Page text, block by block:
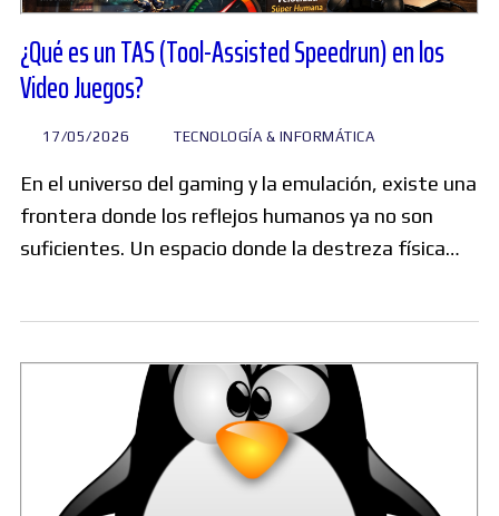
¿Qué es un TAS (Tool-Assisted Speedrun) en los
Video Juegos?
17/05/2026 TECNOLOGÍA & INFORMÁTICA
En el universo del gaming y la emulación, existe una
frontera donde los reflejos humanos ya no son
suficientes. Un espacio donde la destreza física…